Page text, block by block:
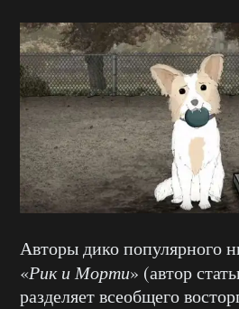
Авторы дико популярного
«Рик и Морти» (автор
разделяет всеобщего